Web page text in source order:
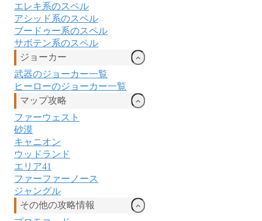
エレキ系のスペル
アシッド系のスペル
ブードゥー系のスペル
サボテン系のスペル
ジョーカー
武器のジョーカー一覧
ヒーローのジョーカー一覧
マップ攻略
ファーウェスト
砂漠
キャニオン
ウッドランド
エリア41
ファーファーノース
ジャングル
その他の攻略情報